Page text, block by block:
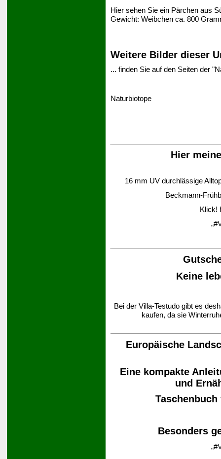
Hier sehen Sie ein Pärchen aus
Gewicht: Weibchen ca. 800
Weitere Bilder dieser
... finden Sie auf den Seiten der
Naturbiotope
Hier
16 mm UV durchlässige
Beckmann-
Klick!
Keine
Bei der Villa-Testudo gibt es
kaufen, da sie
Europäische
Eine kompakte
und
Besonders